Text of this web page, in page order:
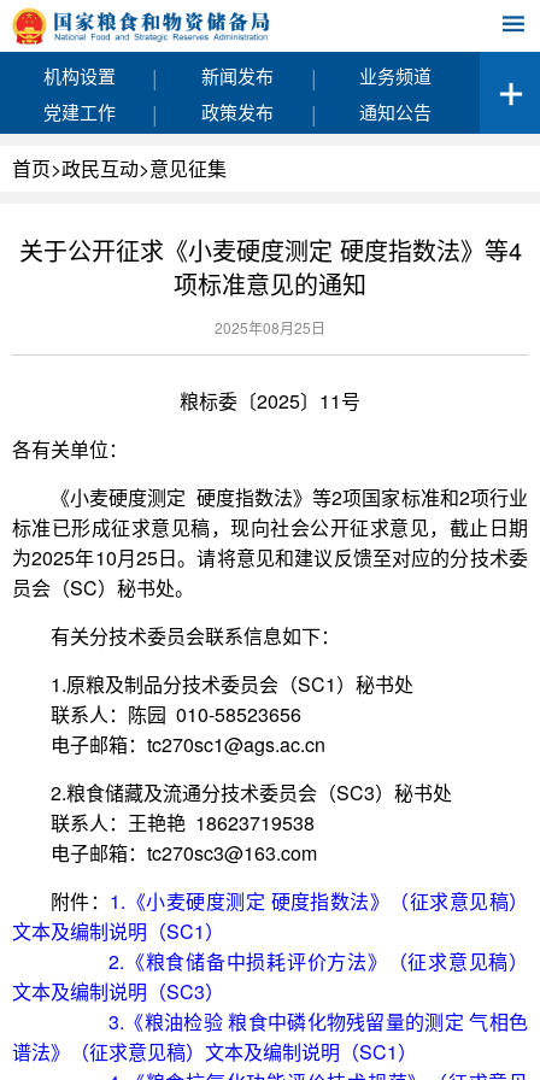
机构设置 | 新闻发布 |
业务频道
党建工作
| 政策发布 | 通知公告
首页>政民互动>意见征集
关于公开征求《小麦硬度测定 硬度指数法》等4
项标准意见的通知
2025年08月25日
粮标委〔2025〕11号
各有关单位：
《小麦硬度测定 硬度指数法》等2项国家标准和2项行业
标准已形成征求意见稿，现向社会公开征求意见，截止日期
为2025年10月25日。请将意见和建议反馈至对应的分技术委
员会（SC）秘书处。
有关分技术委员会联系信息如下：
1.原粮及制品分技术委员会（SC1）秘书处
联系人：陈园 010-58523656
电子邮箱：tc270sc1@ags.ac.cn
2.粮食储藏及流通分技术委员会（SC3）秘书处
联系人：王艳艳 18623719538
电子邮箱：tc270sc3@163.com
附件： 1.《小麦硬度测定 硬度指数法》（征求意见稿）
文本及编制说明（SC1）
2.《粮食储备中损耗评价方法》（征求意见稿）
文本及编制说明（SC3）
3.《粮油检验 粮食中磷化物残留量的测定 气相色
谱法》（征求意见稿）文本及编制说明（SC1）